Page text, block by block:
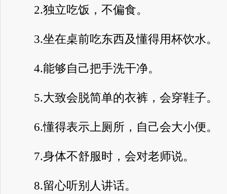
2.独立吃饭，不偏食。
3.坐在桌前吃东西及懂得用杯饮水。
4.能够自己把手洗干净。
5.大致会脱简单的衣裤，会穿鞋子。
6.懂得表示上厕所，自己会大小便。
7.身体不舒服时，会对老师说。
8.留心听别人讲话。